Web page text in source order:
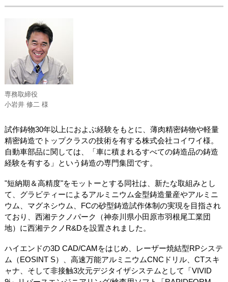
専務取締役
小岩井 修二 様
試作鋳物30年以上におよぶ経験をもとに、薄肉精密鋳物や軽量
精密鋳造でトップクラスの技術を有する株式会社コイワイ様。
自動車部品に関しては、「車に積まれるすべての鋳造品の鋳造
経験を有する」という鋳造の専門集団です。
"短納期＆高精度"をモットーとする同社は、新たな取組みとし
て、グラビティーによるアルミニウム金型鋳造量産やアルミニ
ウム、マグネシウム、FCの砂型鋳造試作体制の実現を目指され
ており、西湘テクノパーク（神奈川県小田原市羽根尾工業団
地）に西湘テクノR&Dを設置されました。
ハイエンドの3D CAD/CAMをはじめ、レーザー焼結型RPシステ
ム（EOSINT S）、高速万能アルミニウムCNCドリル、CTスキ
ャナ、そして非接触3次元デジタイザシステムとして「VIVID